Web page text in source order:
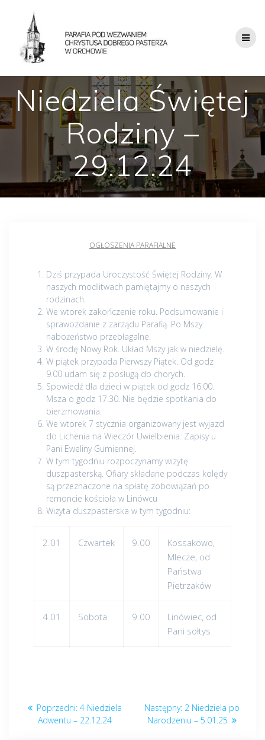
Niedziela Świętej
Rodziny –
29.12.24
OGŁOSZENIA PARAFIALNE
Dziś przypada Uroczystość Świętej Rodziny. W
naszych modlitwach pamiętajmy o naszych
rodzinach.
We wtorek zakończenie roku. Podsumowanie i
sprawozdanie z zarządu Parafią. Po Mszy
nabożeństwo przebłagalne.
W środę Nowy Rok. Układ Mszy jak w niedzielę.
W piątek przypada Pierwszy Piątek. Od godz
9.00 udam się z posługą do chorych.
Spowiedź dla dzieci w piątek od godz 16.00.
Msza o godz 17.30. Nie będzie spotkania do
bierzmowania.
We wtorek 7 stycznia organizowany jest wyjazd
do Lichenia na Wieczór Uwielbienia. Zapisy u
Pani Eweliny Gumiennej.
W tym tygodniu rozpoczynamy wizytę
duszpasterską. Ofiary składane podczas kolędy
są przeznaczone na spłatę zobowiązań po
remoncie kościoła w Linówcu
Wizyta duszpasterska w tym tygodniu:
2.01 Czwartek 9.00
Kossakowo,
Mlecze, od
Państwa
Pietrzaków
4.01 Sobota 9.00
Linówiec, od
Pani sołtys
Nawigacja
wpisu
Poprzedni: Poprzedni
post:
4 Niedziela
Adwentu – 22.12.24
Następny: Następny
post:
2 Niedziela po
Narodzeniu – 5.01.25